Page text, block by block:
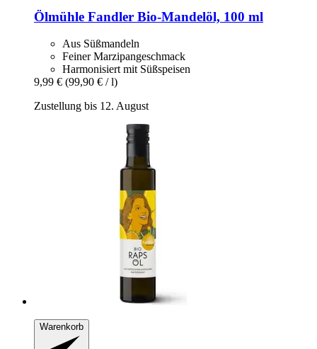
Ölmühle Fandler Bio-​Mandelöl, 100 ml
Aus Süßmandeln
Feiner Marzipangeschmack
Harmonisiert mit Süßspeisen
9,99 € (99,90 € / l)
Zustellung bis 12. August
Warenkorb